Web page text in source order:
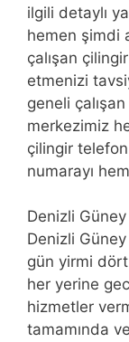
ilgili detaylı
hemen şimdi
çalışan
etmenizi
geneli
merkezimiz
çilingir
numarayı
Denizli
Denizli
gün yirmi
her yerine
hizmetler
tamamında